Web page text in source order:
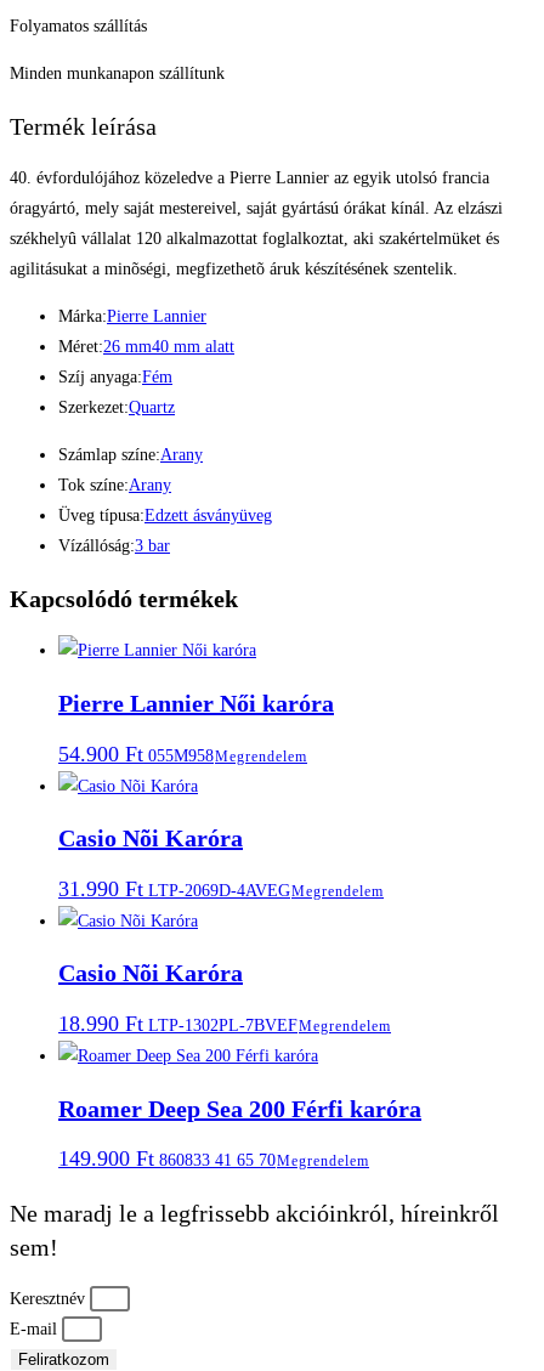
Folyamatos szállítás
Minden munkanapon szállítunk
Termék leírása
40. évfordulójához közeledve a Pierre Lannier az egyik utolsó francia
óragyártó, mely saját mestereivel, saját gyártású órákat kínál. Az elzászi
székhelyû vállalat 120 alkalmazottat foglalkoztat, aki szakértelmüket és
agilitásukat a minõségi, megfizethetõ áruk készítésének szentelik.
Márka:Pierre Lannier
Méret:26 mm40 mm alatt
Szíj anyaga:Fém
Szerkezet:Quartz
Számlap színe:Arany
Tok színe:Arany
Üveg típusa:Edzett ásványüveg
Vízállóság:3 bar
Kapcsolódó termékek
Pierre Lannier Női karóra
54.900 Ft 055M958Megrendelem
Casio Nõi Karóra
31.990 Ft LTP-2069D-4AVEGMegrendelem
Casio Nõi Karóra
18.990 Ft LTP-1302PL-7BVEFMegrendelem
Roamer Deep Sea 200 Férfi karóra
149.900 Ft 860833 41 65 70Megrendelem
Ne maradj le a legfrissebb akcióinkról, híreinkről
sem!
Keresztnév
E-mail
Feliratkozom